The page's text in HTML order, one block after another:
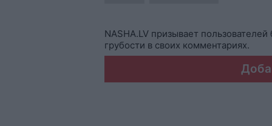
NASHA.LV призывает
грубости в своих комментариях.